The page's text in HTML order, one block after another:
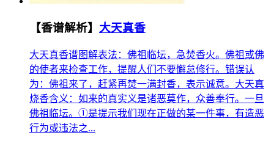
【香谱解析】 大天真香
大天真香谱图解表法：佛祖临坛，急焚香火。佛祖或佛
的使者来检查工作，提醒人们不要懈怠修行。错误认
为：佛祖来了，赶紧再焚一满封香，表示诚意。大天真
烧香含义：如来的真实义是诸恶莫作，众善奉行。一旦
佛祖临坛。①是提示我们现在正做的某一件事，有造恶
行为或违法之...